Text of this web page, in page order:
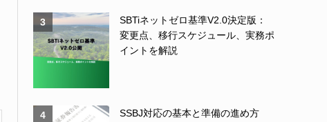
3
SBTiネットゼロ基準V2.0決定版：
変更点、移行スケジュール、実務ポ
イントを解説
4
SSBJ対応の基本と準備の進め方